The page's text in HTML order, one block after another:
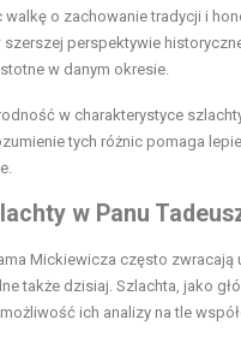
o zachowanie tradycji i
perspektywie
w danym okresie.
w charakterystyce
tych różnic pomaga
w Panu
Mickiewicza często
także dzisiaj. Szlachta, jako
ich analizy na tle